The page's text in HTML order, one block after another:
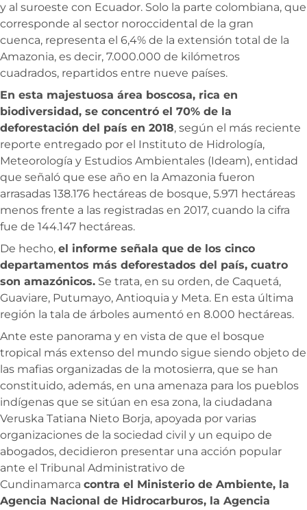
y al suroeste con Ecuador. Solo la parte colombiana, que
corresponde al sector noroccidental de la gran
cuenca, representa el 6,4% de la extensión total de la
Amazonia, es decir, 7.000.000 de kilómetros
cuadrados, repartidos entre nueve países.
En esta majestuosa área boscosa, rica en
biodiversidad, se concentró el 70% de la
deforestación del país en 2018, según el más reciente
reporte entregado por el Instituto de Hidrología,
Meteorología y Estudios Ambientales (Ideam), entidad
que señaló que ese año en la Amazonia fueron
arrasadas 138.176 hectáreas de bosque, 5.971 hectáreas
menos frente a las registradas en 2017, cuando la cifra
fue de 144.147 hectáreas.
De hecho, el informe señala que de los cinco
departamentos más deforestados del país, cuatro
son amazónicos. Se trata, en su orden, de Caquetá,
Guaviare, Putumayo, Antioquia y Meta. En esta última
región la tala de árboles aumentó en 8.000 hectáreas.
Ante este panorama y en vista de que el bosque
tropical más extenso del mundo sigue siendo objeto de
las mafias organizadas de la motosierra, que se han
constituido, además, en una amenaza para los pueblos
indígenas que se sitúan en esa zona, la ciudadana
Veruska Tatiana Nieto Borja, apoyada por varias
organizaciones de la sociedad civil y un equipo de
abogados, decidieron presentar una acción popular
ante el Tribunal Administrativo de
Cundinamarca contra el Ministerio de Ambiente, la
Agencia Nacional de Hidrocarburos, la Agencia